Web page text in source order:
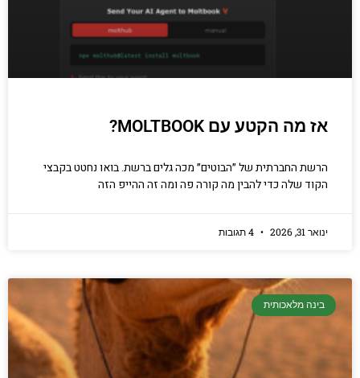
אז מה הקטע עם MOLTBOOK?
הרשת החברתית של ״הבוטים״ מכה גלים ברשת. בואו נחטט בקבצי
הקוד שלה כדי להבין מה קורה פה ומה זה ההייפ הזה
ינואר 31, 2026
בינה מלאכותית